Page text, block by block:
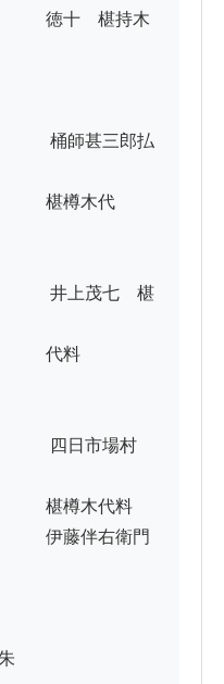
持木
　　桶師甚三郎払
代
　　井上茂七　椹
　　四日市場村
料
衛門